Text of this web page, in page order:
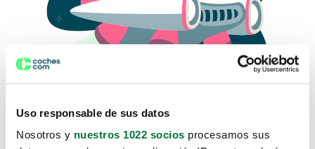
Uso responsable de sus datos
Nosotros y nuestros 1022 socios procesamos sus